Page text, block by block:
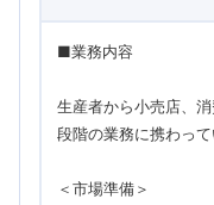
■業務内容
生産者から小売店、
段階の業務に携わって
＜市場準備＞